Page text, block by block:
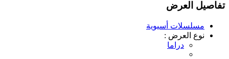
تفاصيل العرض
مسلسلات أسيوية
نوع العرض :
دراما